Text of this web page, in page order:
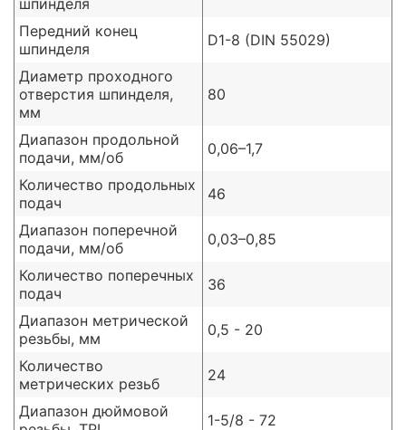
шпинделя
Передний конец
шпинделя
D1-8 (DIN 55029)
Диаметр проходного
отверстия шпинделя,
мм
80
Диапазон продольной
подачи, мм/об
0,06–1,7
Количество продольных
подач
46
Диапазон поперечной
подачи, мм/об
0,03–0,85
Количество поперечных
подач
36
Диапазон метрической
резьбы, мм
0,5 - 20
Количество
метрических резьб
24
Диапазон дюймовой
1-5/8 - 72